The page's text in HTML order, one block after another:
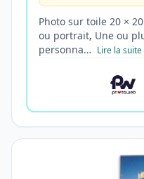
Photo sur toile 20 ×
ou portrait, Une ou
personna… Lire la suite